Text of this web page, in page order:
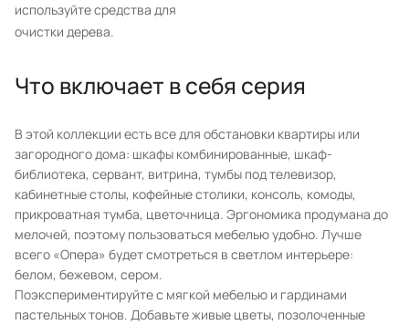
используйте средства для
очистки дерева.
Что включает в себя серия
В этой коллекции есть все для обстановки квартиры или
загородного дома: шкафы комбинированные, шкаф-
библиотека, сервант, витрина, тумбы под телевизор,
кабинетные столы, кофейные столики, консоль, комоды,
прикроватная тумба, цветочница. Эргономика продумана до
мелочей, поэтому пользоваться мебелью удобно. Лучше
всего «Опера» будет смотреться в светлом интерьере:
белом, бежевом, сером.
Поэкспериментируйте с мягкой мебелью и гардинами
пастельных тонов. Добавьте живые цветы, позолоченные